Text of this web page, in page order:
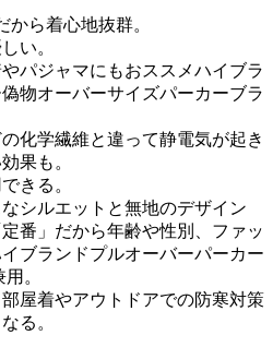
から着心地抜群。
い。
パジャマにもおススメハイブラ
物オーバーサイズパーカーブラ
化学繊維と違って静電気が起き
果も。
きる。
シルエットと無地のデザイン
番」だから年齢や性別、ファッ
ブランドプルオーバーパーカー
。
屋着やアウトドアでの防寒対策
る。